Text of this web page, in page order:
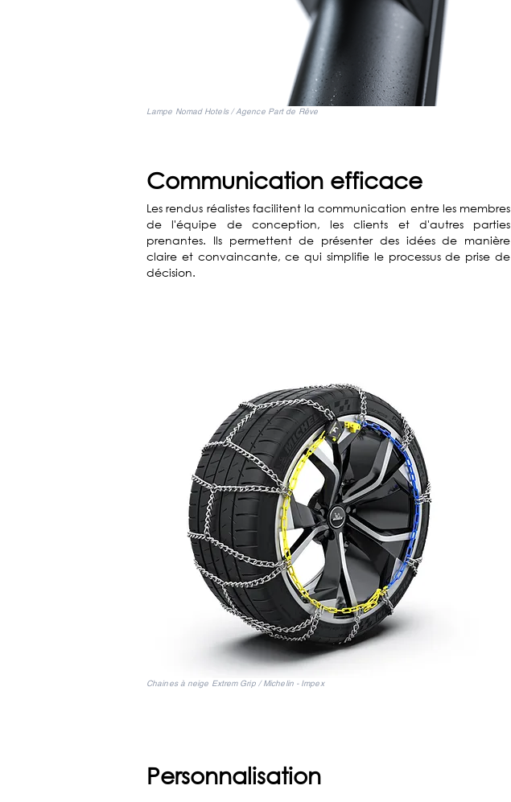
Lampe Nomad Hotels / Agence Part de Rêve
Communication efficace
Les rendus réalistes facilitent la communication entre les membres
de l'équipe de conception, les clients et d'autres parties
prenantes. Ils permettent de présenter des idées de manière
claire et convaincante, ce qui simplifie le processus de prise de
décision.
Chaines à neige Extrem Grip / Michelin - Impex
Personnalisation